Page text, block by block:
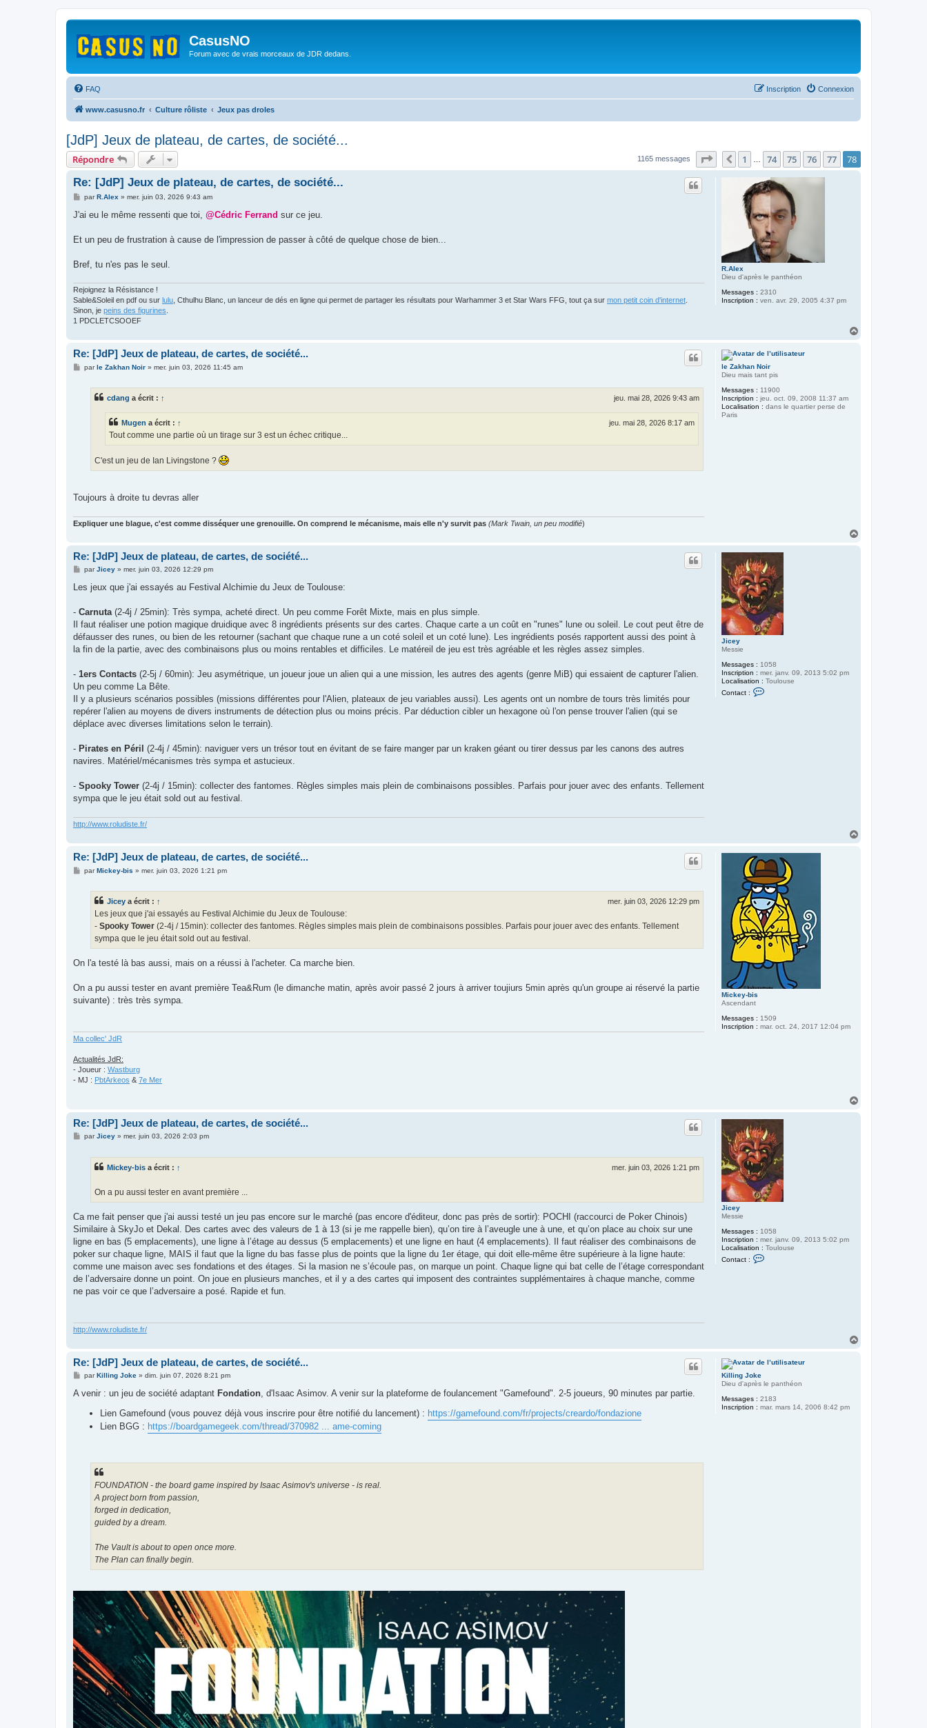
CasusNO
Forum avec de vrais morceaux de JDR dedans.
FAQ Connexion
Inscription
www.casusno.fr Culture rôliste Jeux pas droles
[JdP] Jeux de plateau, de cartes, de société...
Répondre 1165 messages Page 78 78
Précédent
1 74 75 76 77 78
R.Alex
Dieu d'après le panthéon
Messages : 2310
Inscription : ven. avr. 29, 2005 4:37 pm
Re: [JdP] Jeux de plateau, de cartes, de société...
M
s
g
parR.Alex » mer. juin 03, 2026 9:43 am
J'ai eu le même ressenti que toi, @Cédric Ferrand sur ce jeu.
Et un peu de frustration à cause de l'impression de passer à côté de quelque chose de bien...
Bref, tu n'es pas le seul.
Rejoignez la Résistance !
Sable&Soleil en pdf ou sur lulu , Cthulhu Blanc, un lanceur de dés en ligne qui permet de partager les résultats pour Warhammer 3 et Star Wars FFG, tout ça sur mon petit coin d'internet
Sinon, je peins des figurines
1 PDCLETCSOOEF
le Zakhan Noir
Dieu mais tant pis
Messages : 11900
Inscription : jeu. oct. 09, 2008 11:37 am
Localisation : dans le quartier perse de
Paris
Re: [JdP] Jeux de plateau, de cartes, de société...
Mparle Zakhan Noir» mer. juin 03, 2026 11:45 am
cdang a écrit : ↑ jeu. mai 28, 2026 9:43 am
Mugen a écrit : ↑ jeu. mai 28, 2026 8:17 am
Tout comme une partie où un tirage sur 3 est un échec critique...
C'est un jeu de Ian Livingstone ?
Toujours à droite tu devras aller
Expliquer une blague, c'est comme disséquer une grenouille. On comprend le mécanisme, mais elle n'y survit pas (Mark Twain, un peu modifié)
Jicey
Messie
Messages : 1058
Inscription : mer. janv. 09, 2013 5:02 pm
Localisation : Toulouse
Contact :
Re: [JdP] Jeux de plateau, de cartes, de société...
M
s
g
parJicey» mer. juin 03, 2026 12:29 pm
Les jeux que j'ai essayés au Festival Alchimie du Jeux de Toulouse:
- Carnuta(2-4j / 25min): Très sympa, acheté direct. Un peu comme Forêt Mixte, mais en plus simple.
Il faut réaliser une potion magique druidique avec 8 ingrédients présents sur des cartes. Chaque carte a un coût en "runes" lune ou soleil. Le cout peut être de
défausser des runes, ou bien de les retourner (sachant que chaque rune a un coté soleil et un coté lune). Les ingrédients posés rapportent aussi des point à
la fin de la partie, avec des combinaisons plus ou moins rentables et difficiles. Le matéreil de jeu est très agréable et les règles assez simples.
- 1ers Contacts (2-5j / 60min): Jeu asymétrique, un joueur joue un alien qui a une mission, les autres des agents (genre MiB) qui essaient de capturer l'alien.
Un peu comme La Bête.
Il y a plusieurs scénarios possibles (missions différentes pour l'Alien, plateaux de jeu variables aussi). Les agents ont un nombre de tours très limités pour
repérer l'alien au moyens de divers instruments de détection plus ou moins précis. Par déduction cibler un hexagone où l'on pense trouver l'alien (qui se
déplace avec diverses limitations selon le terrain).
- Pirates en Péril (2-4j / 45min): naviguer vers un trésor tout en évitant de se faire manger par un kraken géant ou tirer dessus par les canons des autres
navires. Matériel/mécanismes très sympa et astucieux.
- Spooky Tower (2-4j / 15min): collecter des fantomes. Règles simples mais plein de combinaisons possibles. Parfais pour jouer avec des enfants. Tellement
sympa que le jeu était sold out au festival.
http://www.roludiste.fr/
Mickey-bis
Ascendant
Messages : 1509
Inscription : mar. oct. 24, 2017 12:04 pm
Re: [JdP] Jeux de plateau, de cartes, de société...
MparMickey-bis » mer. juin 03, 2026 1:21 pm
Jicey a écrit : ↑ mer. juin 03, 2026 12:29 pm
Les jeux que j'ai essayés au Festival Alchimie du Jeux de Toulouse:
- Spooky Tower (2-4j / 15min): collecter des fantomes. Règles simples mais plein de combinaisons possibles. Parfais pour jouer avec des enfants. Tellement
sympa que le jeu était sold out au festival.
On l'a testé là bas aussi, mais on a réussi à l'acheter. Ca marche bien.
On a pu aussi tester en avant première Tea&Rum (le dimanche matin, après avoir passé 2 jours à arriver toujiurs 5min après qu'un groupe ai réservé la partie
suivante) : très très sympa.
Ma collec' JdR
Actualités JdR:
- Joueur : Wastburg
- MJ : PbtArkeos & 7e Mer
Jicey
Messie
Messages : 1058
Inscription : mer. janv. 09, 2013 5:02 pm
Localisation : Toulouse
Contact :
y
Re: [JdP] Jeux de plateau, de cartes, de société...
MparJicey» mer. juin 03, 2026 2:03 pm
Mickey-bis a écrit : ↑ mer. juin 03, 2026 1:21 pm
On a pu aussi tester en avant première ...
Ca me fait penser que j'ai aussi testé un jeu pas encore sur le marché (pas encore d'éditeur, donc pas près de sortir): POCHI (raccourci de Poker Chinois)
Similaire à SkyJo et Dekal. Des cartes avec des valeurs de 1 à 13 (si je me rappelle bien), qu’on tire à l’aveugle une à une, et qu’on place au choix sur une
ligne en bas (5 emplacements), une ligne à l’étage au dessus (5 emplacements) et une ligne en haut (4 emplacements). Il faut réaliser des combinaisons de
poker sur chaque ligne, MAIS il faut que la ligne du bas fasse plus de points que la ligne du 1er étage, qui doit elle-même être supérieure à la ligne haute:
comme une maison avec ses fondations et des étages. Si la masion ne s’écoule pas, on marque un point. Chaque ligne qui bat celle de l’étage correspondant
de l’adversaire donne un point. On joue en plusieurs manches, et il y a des cartes qui imposent des contraintes supplémentaires à chaque manche, comme
ne pas voir ce que l’adversaire a posé. Rapide et fun.
http://www.roludiste.fr/
Killing Joke
Dieu d'après le panthéon
Messages : 2183
Inscription : mar. mars 14, 2006 8:42 pm
Re: [JdP] Jeux de plateau, de cartes, de société...
M
s
parKilling Joke» dim. juin 07, 2026 8:21 pm
A venir : un jeu de société adaptant Fondation, d'Isaac Asimov. A venir sur la plateforme de foulancement "Gamefound". 2-5 joueurs, 90 minutes par partie.
Lien Gamefound (vous pouvez déjà vous inscrire pour être notifié du lancement) : https://gamefound.com/fr/projects/creardo/fondazione
Lien BGG : https://boardgamegeek.com/thread/370982 ... ame-coming
FOUNDATION - the board game inspired by Isaac Asimov's universe - is real.
A project born from passion,
forged in dedication,
guided by a dream.
The Vault is about to open once more.
The Plan can finally begin.